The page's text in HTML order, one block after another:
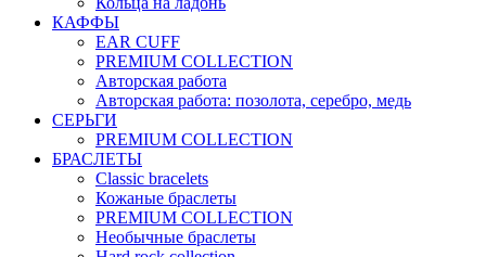
КАФФЫ
EAR CUFF
PREMIUM COLLECTION
Авторская работа
Авторская работа: позолота, серебро, медь
СЕРЬГИ
PREMIUM COLLECTION
БРАСЛЕТЫ
Classic bracelets
Кожаные браслеты
PREMIUM COLLECTION
Необычные браслеты